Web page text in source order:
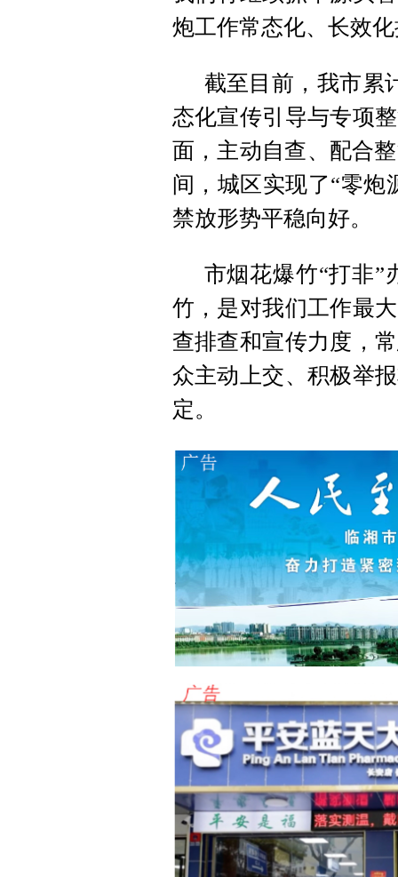
炮工作常态化、长效
截至目前，我市累
态化宣传引导与专项
面，主动自查、配合
间，城区实现了“零炮
禁放形势平稳向好。
市烟花爆竹“打非”
竹，是对我们工作最
查排查和宣传力度，
众主动上交、积极举
定。